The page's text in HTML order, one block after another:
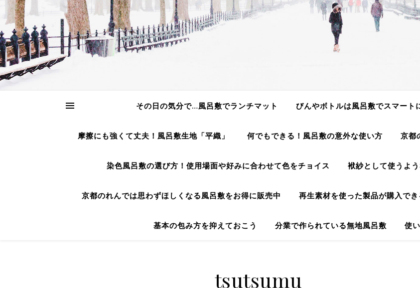
その日の気分で…風呂敷でランチマット びんやボトルは風呂敷でスマート
摩擦にも強くて丈夫！風呂敷生地「平織」 何でもできる！風呂敷の意外な使い方 京都
染色風呂敷の選び方！使用場面や好みに合わせて色をチョイス 袱紗として使うよ
京都のれんでは思わずほしくなる風呂敷をお得に販売中 再生素材を使った製品が購入でき
基本の包み方を抑えておこう 分業で作られている無地風呂敷 使
tsutsumu